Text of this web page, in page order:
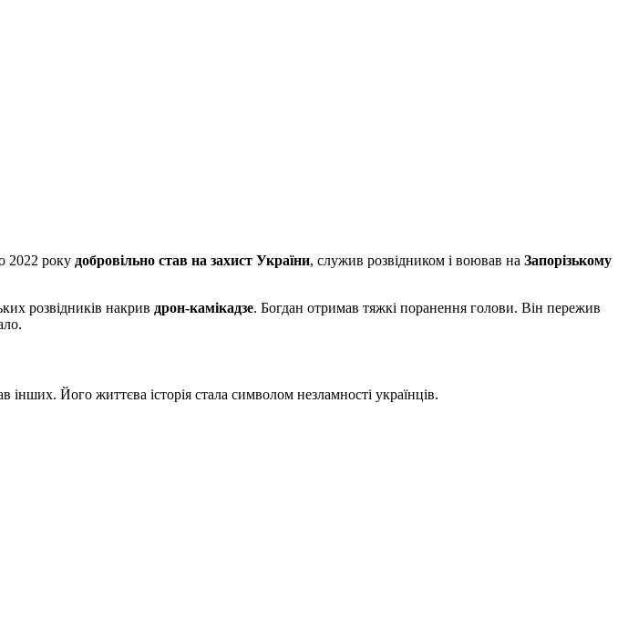
2022 року добровільно став на захист України, служив розвідником і воював на Запорізькому
розвідників накрив дрон-камікадзе. Богдан отримав тяжкі поранення голови. Він пережив
Його життєва історія стала символом незламності українців.